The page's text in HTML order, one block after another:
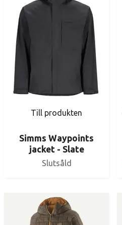
Till produkten
Simms Waypoints
jacket - Slate
Slutsåld